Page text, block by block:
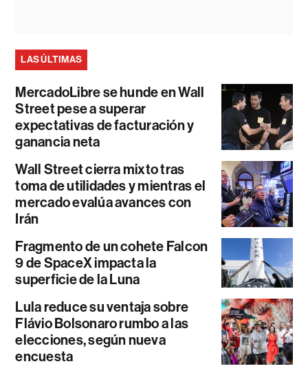
LAS ÚLTIMAS
MercadoLibre se hunde en Wall
Street pese a superar
expectativas de facturación y
ganancia neta
Wall Street cierra mixto tras
toma de utilidades y mientras el
mercado evalúa avances con
Irán
Fragmento de un cohete Falcon
9 de SpaceX impacta la
superficie de la Luna
Lula reduce su ventaja sobre
Flávio Bolsonaro rumbo a las
elecciones, según nueva
encuesta